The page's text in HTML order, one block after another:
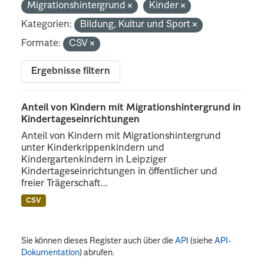
Migrationshintergrund
Kinder
Kategorien:
Bildung, Kultur und Sport
Formate:
CSV
Ergebnisse filtern
Anteil von Kindern mit Migrationshintergrund in
Kindertageseinrichtungen
Anteil von Kindern mit Migrationshintergrund
unter Kinderkrippenkindern und
Kindergartenkindern in Leipziger
Kindertageseinrichtungen in öffentlicher und
freier Trägerschaft...
CSV
Sie können dieses Register auch über dieAPI (sieheAPI-
Dokumentation) abrufen.